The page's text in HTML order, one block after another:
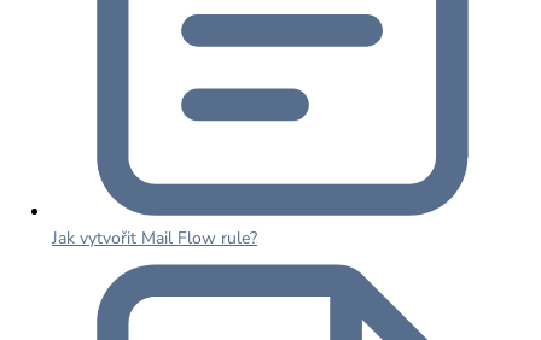
Jak vytvořit Mail Flow rule?